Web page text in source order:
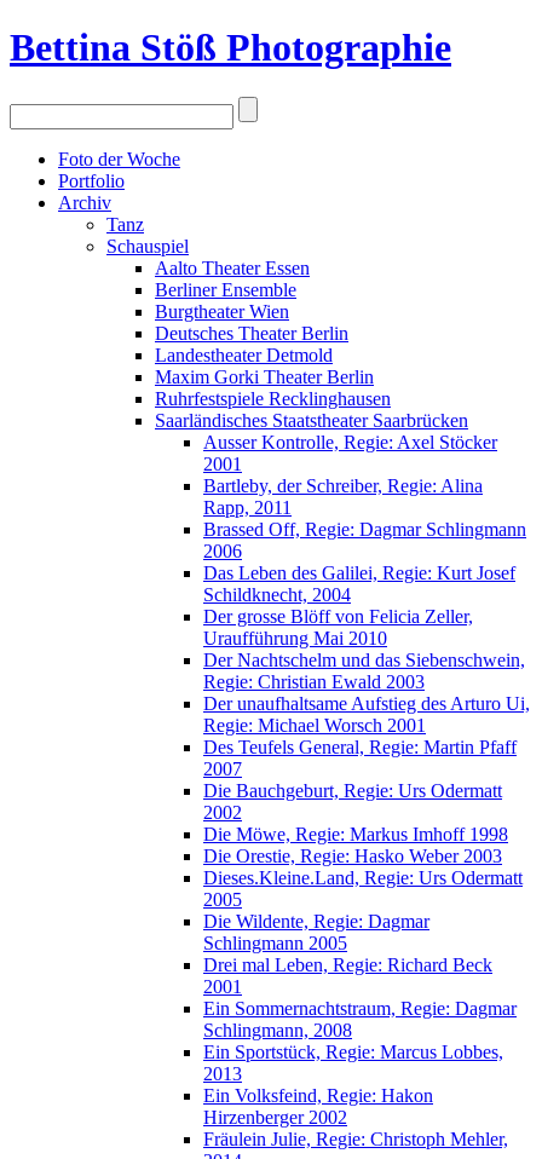
Bettina Stöß Photographie
Foto der Woche
Portfolio
Archiv
Tanz
Schauspiel
Aalto Theater Essen
Berliner Ensemble
Burgtheater Wien
Deutsches Theater Berlin
Landestheater Detmold
Maxim Gorki Theater Berlin
Ruhrfestspiele Recklinghausen
Saarländisches Staatstheater Saarbrücken
Ausser Kontrolle, Regie: Axel Stöcker
2001
Bartleby, der Schreiber, Regie: Alina
Rapp, 2011
Brassed Off, Regie: Dagmar Schlingmann
2006
Das Leben des Galilei, Regie: Kurt Josef
Schildknecht, 2004
Der grosse Blöff von Felicia Zeller,
Uraufführung Mai 2010
Der Nachtschelm und das Siebenschwein,
Regie: Christian Ewald 2003
Der unaufhaltsame Aufstieg des Arturo Ui,
Regie: Michael Worsch 2001
Des Teufels General, Regie: Martin Pfaff
2007
Die Bauchgeburt, Regie: Urs Odermatt
2002
Die Möwe, Regie: Markus Imhoff 1998
Die Orestie, Regie: Hasko Weber 2003
Dieses.Kleine.Land, Regie: Urs Odermatt
2005
Die Wildente, Regie: Dagmar
Schlingmann 2005
Drei mal Leben, Regie: Richard Beck
2001
Ein Sommernachtstraum, Regie: Dagmar
Schlingmann, 2008
Ein Sportstück, Regie: Marcus Lobbes,
2013
Ein Volksfeind, Regie: Hakon
Hirzenberger 2002
Fräulein Julie, Regie: Christoph Mehler,